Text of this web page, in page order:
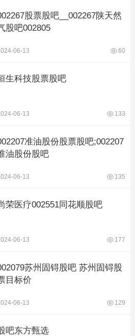
股票股吧__002267陕天然
股吧002805
06-13 60
生科技股票股吧
06-13 133
准油股份股票股吧;002207
油股份股吧
06-13 135
荣医疗002551同花顺股吧
06-13 177
苏州固锝股吧 苏州固锝股
目标价
06-13 129
吧东方甄选